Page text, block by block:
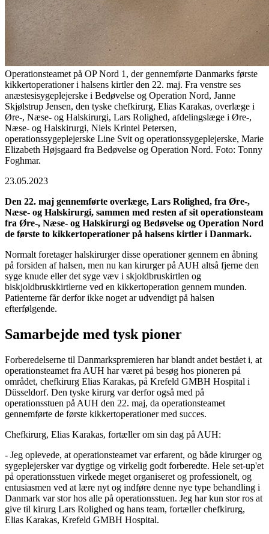
Operationsteamet på OP Nord 1, der gennemførte Danmarks første
kikkertoperationer i halsens kirtler den 22. maj. Fra venstre ses
anæstesisygeplejerske i Bedøvelse og Operation Nord, Janne
Skjølstrup Jensen, den tyske chefkirurg, Elias Karakas, overlæge i
Øre-, Næse- og Halskirurgi, Lars Rolighed, afdelingslæge i Øre-,
Næse- og Halskirurgi, Niels Krintel Petersen,
operationssygeplejerske Line Svit og operationssygeplejerske, Marie
Elizabeth Højsgaard fra Bedøvelse og Operation Nord. Foto: Tonny
Foghmar.
23.05.2023
Den 22. maj gennemførte overlæge, Lars Rolighed, fra Øre-,
Næse- og Halskirurgi, sammen med resten af sit operationsteam
fra Øre-, Næse- og Halskirurgi og Bedøvelse og Operation Nord
de første to kikkertoperationer på halsens kirtler i Danmark.
Normalt foretager halskirurger disse operationer gennem en åbning
på forsiden af halsen, men nu kan kirurger på AUH altså fjerne den
syge knude eller det syge væv i skjoldbruskirtlen og
biskjoldbruskkirtlerne ved en kikkertoperation gennem munden.
Patienterne får derfor ikke noget ar udvendigt på halsen
efterfølgende.
Samarbejde med tysk pioner
Forberedelserne til Danmarkspremieren har blandt andet bestået i, at
operationsteamet fra AUH har været på besøg hos pioneren på
området, chefkirurg Elias Karakas, på Krefeld GMBH Hospital i
Düsseldorf. Den tyske kirurg var derfor også med på
operationsstuen på AUH den 22. maj, da operationsteamet
gennemførte de første kikkertoperationer med succes.
Chefkirurg, Elias Karakas, fortæller om sin dag på AUH:
- Jeg oplevede, at operationsteamet var erfarent, og både kirurger og
sygeplejersker var dygtige og virkelig godt forberedte. Hele set-up'et
på operationsstuen virkede meget organiseret og professionelt, og
entusiasmen ved at lære nyt og indføre denne nye type behandling i
Danmark var stor hos alle på operationsstuen. Jeg har kun stor ros at
give til kirurg Lars Rolighed og hans team, fortæller chefkirurg,
Elias Karakas, Krefeld GMBH Hospital.